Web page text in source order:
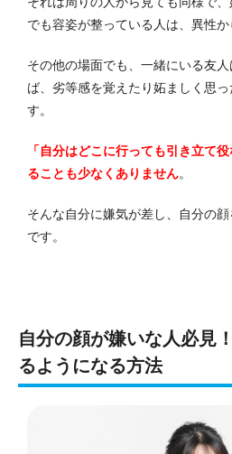
でも容姿が整っている人は、異性か
その他の場面でも、一緒にいる友
ば、劣等感を覚えたり妬ましく思
す。
「自分はどこに行っても引き立て
ることも少なくありません。
そんな自分に嫌気が差し、自分の
です。
自分の顔が嫌いな人必見
るようになる方法